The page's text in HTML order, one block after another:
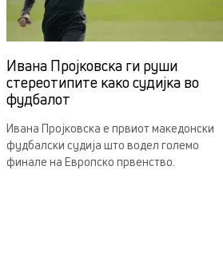
Ивана Пројковска ги руши
стереотипите како судијка во
фудбалот
Ивана Пројковска е првиот македонски
фудбалски судија што водел големо
финале на Европско првенство.